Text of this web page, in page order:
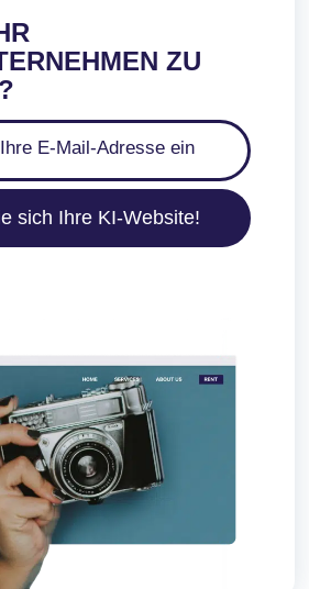
ZU
sich Ihre KI-Website!